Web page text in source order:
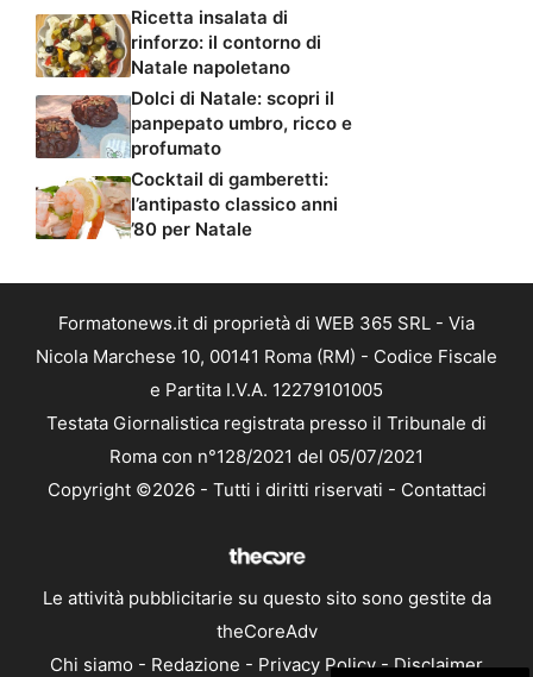
Ricetta insalata di
rinforzo: il contorno di
Natale napoletano
Dolci di Natale: scopri il
panpepato umbro, ricco e
profumato
Cocktail di gamberetti:
l’antipasto classico anni
’80 per Natale
Formatonews.it di proprietà di WEB 365 SRL - Via
Nicola Marchese 10, 00141 Roma (RM) - Codice Fiscale
e Partita I.V.A. 12279101005
Testata Giornalistica registrata presso il Tribunale di
Roma con n°128/2021 del 05/07/2021
Copyright ©2026 - Tutti i diritti riservati - Contattaci
Le attività pubblicitarie su questo sito sono gestite da
theCoreAdv
Chi siamo - Redazione - Privacy Policy-Disclaimer